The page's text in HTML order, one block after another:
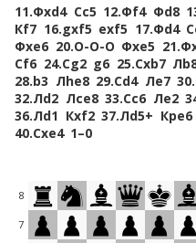
11.Фxd4 Сc5 12.Фf4 Фd8
Кf7 16.gxf5 exf5 17.Фd4
Фxe6 20.O-O-O Фxe5 21.
Сf6 24.Сg2 g6 25.Сxb7
28.b3 Лhe8 29.Сd4 Лe7 30.
32.Лd2 Лce8 33.Сc6 Лe2
36.Лd1 Кxf2 37.Лd5+ Крe6
40.Сxe4 1–0
8
7